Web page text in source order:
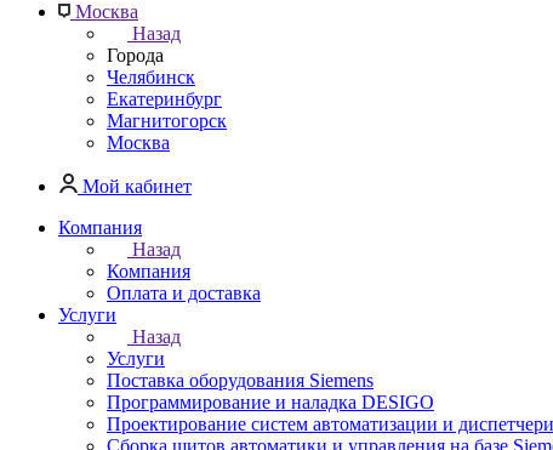
Москва
Назад
Города
Челябинск
Екатеринбург
Магнитогорск
Москва
Мой кабинет
Компания
Назад
Компания
Оплата и доставка
Услуги
Назад
Услуги
Поставка оборудования Siemens
Программирование и наладка DESIGO
Проектирование систем автоматизации и
Сборка щитов автоматики и управления на базе